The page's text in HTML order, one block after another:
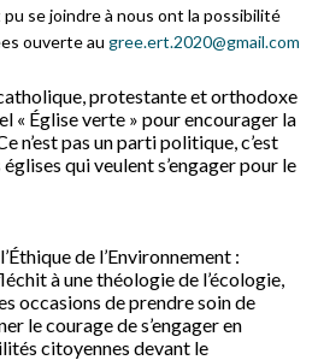
se joindre à nous ont la possibilité
ouverte au gree.ert.2020@gmail.com
protestante et orthodoxe
« Église verte » pour encourager la
n’est pas un parti politique, c’est
qui veulent s’engager pour le
de l’Environnement :
à une théologie de l’écologie,
occasions de prendre soin de
le courage de s’engager en
citoyennes devant le